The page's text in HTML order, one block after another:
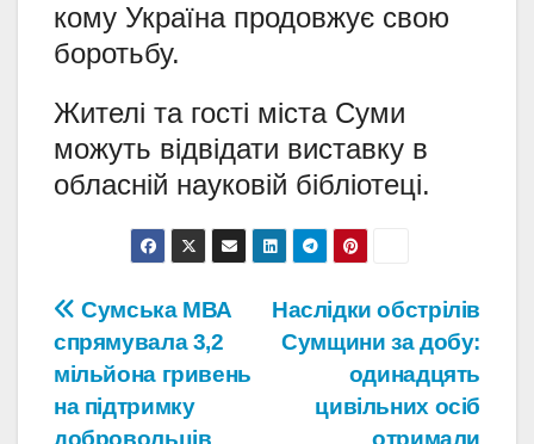
кому Україна продовжує свою
боротьбу.
Жителі та гості міста Суми
можуть відвідати виставку в
обласній науковій бібліотеці.
Навігація
записів
Наслідки обстрілів
Сумщини за добу:
одинадцять
цивільних осіб
отримали
Сумська МВА
спрямувала 3,2
мільйона гривень
на підтримку
добровольців